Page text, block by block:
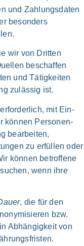
und Zahlungs­daten
beson­ders
wir von Drit­ten
beschaf­fen
und Tätig­keiten
zuläs­sig ist.
mit Ein­
kön­nen Personen­
bear­bei­ten,
zu erfül­len oder
kön­nen betrof­fe­ne
wenn ihre
, die für den
bzw.
Abhän­gig­keit von